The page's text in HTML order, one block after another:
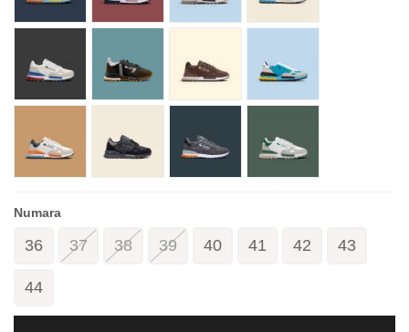
Numara
36 37 38 39 40 41 42 43
44